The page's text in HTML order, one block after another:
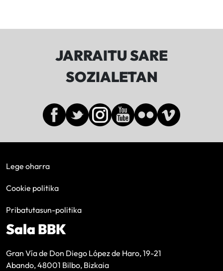
JARRAITU SARE
SOZIALETAN
Lege oharra
Cookie politika
Pribatutasun-politika
Sala BBK
Gran Vía de Don Diego López de Haro, 19-21
Abando, 48001 Bilbo, Bizkaia